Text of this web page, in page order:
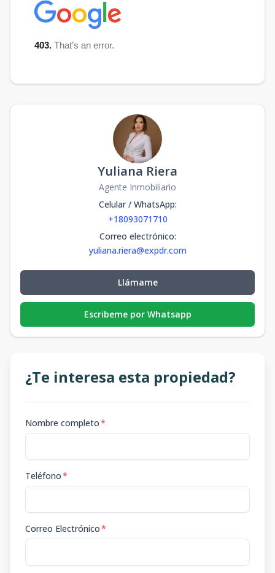
Yuliana Riera
Agente Inmobiliario
Celular / WhatsApp:
+18093071710
Correo electrónico:
yuliana.riera@expdr.com
Llámame
Escribeme por Whatsapp
¿Te interesa esta propiedad?
Nombre completo*
Teléfono*
Correo Electrónico*